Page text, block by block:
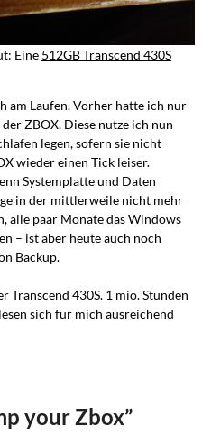
Eine 512GB Transcend 430S
am Laufen. Vorher hatte ich nur
ZBOX. Diese nutze ich nun
legen, sofern sie nicht
wieder einen Tick leiser.
Systemplatte und Daten
in der mittlerweile nicht mehr
alle paar Monate das Windows
– ist aber heute auch noch
Backup.
Transcend 430S. 1 mio. Stunden
sich für mich ausreichend
your Zbox”